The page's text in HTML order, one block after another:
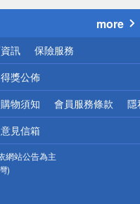
more
訊 保險服務
得獎公佈
購物須知 會員服務條款 隱
意見信箱
網站公告為主
)